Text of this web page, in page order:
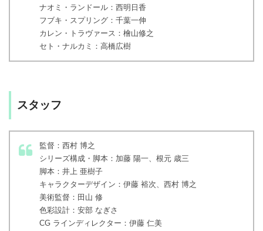
ナオミ・ランドール：西明日香
フブキ・スプリング：千葉一伸
カレン・トラヴァース：檜山修之
セト・ナルカミ：高橋広樹
スタッフ
監督：西村 博之
シリーズ構成・脚本：加藤 陽一、根元 歳三
脚本：井上 亜樹子
キャラクターデザイン：伊藤 裕次、西村 博之
美術監督：田山 修
色彩設計：安部 なぎさ
CG ラインディレクター：伊藤 仁美